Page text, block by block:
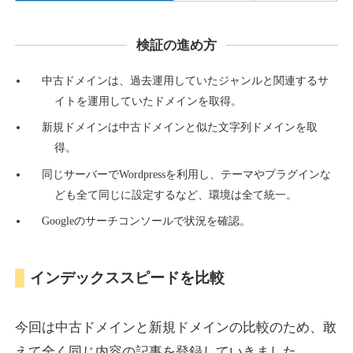
詳細を見る
countdown-x.com
ジャンル その他
39 外部リンク数479 ドメイン年齢
10,800円
詳細を見る
campus-web.jp
DA 38 外部リンク数 1151 ドメイン年齢
検証の進め方
中古ドメインは、過去運用していたジャンルと関連するサ
イトを運用していたドメインを取得。
新規ドメインは中古ドメインと似た文字列ドメインを取
得。
同じサーバーでWordpressを利用し、テーマやプラグインな
ども全て同じに設定するなど、環境は全て統一。
Googleのサーチコンソールで状況を確認。
インデックススピードを比較
今回は中古ドメインと新規ドメインの比較のため、敢